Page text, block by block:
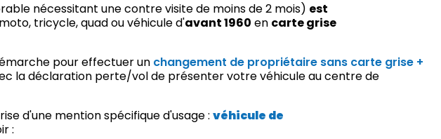
nécessitant une contre visite de moins de 2 mois) est
moto, tricycle, quad ou véhicule d'avant 1960 en carte grise
pour effectuer un changement de propriétaire sans carte grise +
la déclaration perte/vol de présenter votre véhicule au centre de
d'une mention spécifique d'usage : véhicule de
: